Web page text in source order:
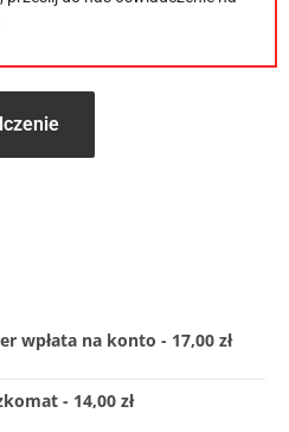
wpłata na konto - 17,00 zł
- 14,00 zł